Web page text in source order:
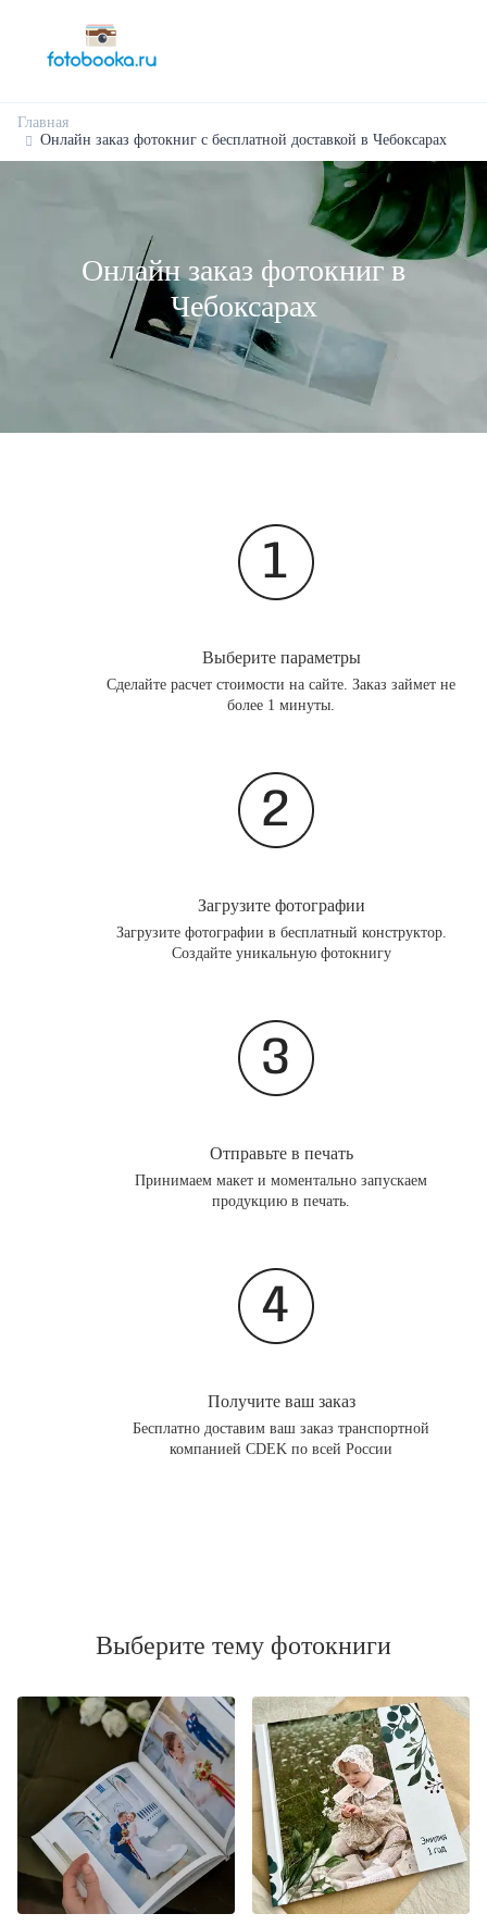
Главная
Онлайн заказ фотокниг с бесплатной доставкой в Чебоксарах
Онлайн заказ фотокниг в
Чебоксарах
Выберите параметры
Сделайте расчет стоимости на сайте. Заказ займет не
более 1 минуты.
Загрузите фотографии
Загрузите фотографии в бесплатный конструктор.
Создайте уникальную фотокнигу
Отправьте в печать
Принимаем макет и моментально запускаем
продукцию в печать.
Получите ваш заказ
Бесплатно доставим ваш заказ транспортной
компанией CDEK по всей России
Выберите тему фотокниги